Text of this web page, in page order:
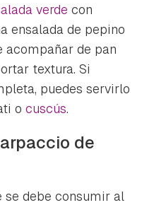
verde con
ensalada de pepino
acompañar de pan
textura. Si
puedes servirlo
o cuscús.
de
se debe consumir al